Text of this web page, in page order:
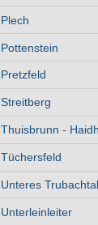
Plech
Pottenstein
Pretzfeld
Streitberg
Thuisbrunn -
Tüchersfeld
Unteres Trubachtal
Unterleinleiter